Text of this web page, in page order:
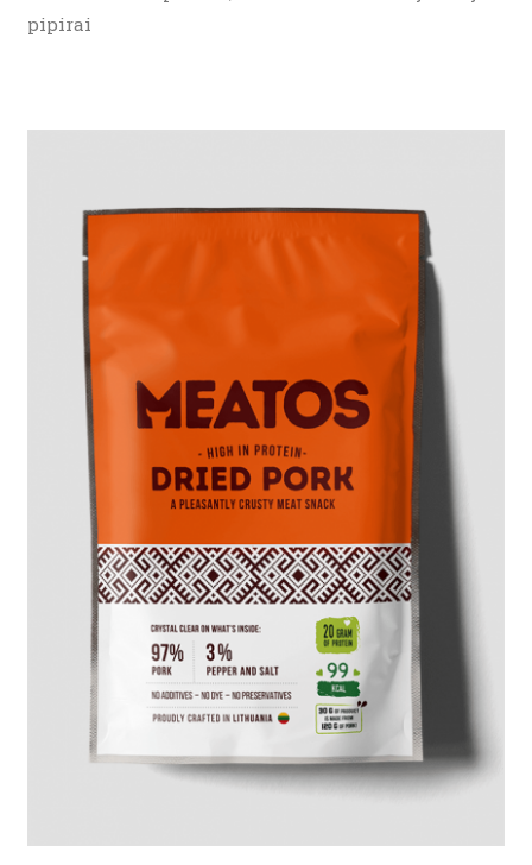
pipirai
Į KREPŠELĮ